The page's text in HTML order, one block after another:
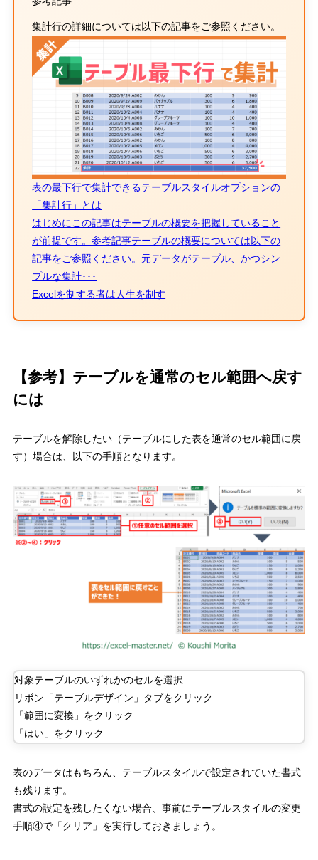
集計行の詳細については以下の記事をご参照ください。
表の最下行で集計できるテーブルスタイルオプションの
「集計行」とは
はじめにこの記事はテーブルの概要を把握していること
が前提です。参考記事テーブルの概要については以下の
記事をご参照ください。元データがテーブル、かつシン
プルな集計･･･
Excelを制する者は人生を制す
【参考】テーブルを通常のセル範囲へ戻す
には
テーブルを解除したい（テーブルにした表を通常のセル範囲に戻
す）場合は、以下の手順となります。
対象テーブルのいずれかのセルを選択
リボン「テーブルデザイン」タブをクリック
「範囲に変換」をクリック
「はい」をクリック
表のデータはもちろん、テーブルスタイルで設定されていた書式
も残ります。
書式の設定を残したくない場合、事前にテーブルスタイルの変更
手順④で「クリア」を実行しておきましょう。